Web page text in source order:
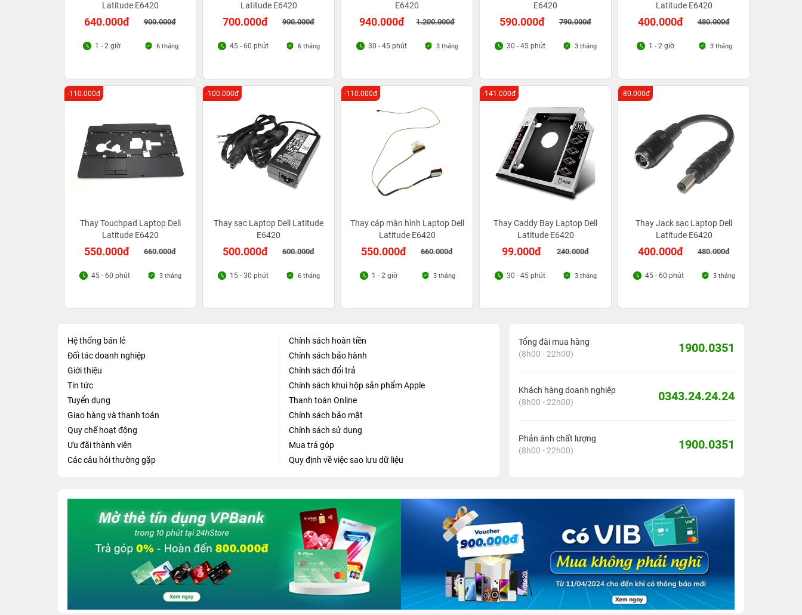
Latitude E6420
640.000đ 900.000đ
1 - 2 giờ 6 tháng
Latitude E6420
700.000đ 900.000đ
45 - 60 phút 6 tháng
E6420
940.000đ 1.200.000đ
30 - 45 phút 3 tháng
E6420
590.000đ 790.000đ
30 - 45 phút 3 tháng
Latitude E6420
400.000đ 480.000đ
1 - 2 giờ 3 tháng
Thay Touchpad Laptop Dell
Latitude E6420
550.000đ 660.000đ
-110.000đ
45 - 60 phút 3 tháng
Thay sạc Laptop Dell Latitude
E6420
500.000đ 600.000đ
-100.000đ
15 - 30 phút 6 tháng
Thay cáp màn hình Laptop Dell
Latitude E6420
550.000đ 660.000đ
-110.000đ
1 - 2 giờ 3 tháng
Thay Caddy Bay Laptop Dell
Latitude E6420
99.000đ 240.000đ
-141.000đ
30 - 45 phút 3 tháng
Thay Jack sạc Laptop Dell
Latitude E6420
400.000đ 480.000đ
-80.000đ
45 - 60 phút 3 tháng
Hệ thống bán lẻ
Đối tác doanh nghiệp
Giới thiệu
Tin tức
Tuyển dụng
Giao hàng và thanh toán
Quy chế hoạt động
Ưu đãi thành viên
Các câu hỏi thường gặp
Chính sách hoàn tiền
Chính sách bảo hành
Chính sách đổi trả
Chính sách khui hộp sản phẩm Apple
Thanh toán Online
Chính sách bảo mật
Chính sách sử dụng
Mua trả góp
Quy định về việc sao lưu dữ liệu
Tổng đài mua hàng
(8h00 - 22h00)
1900.0351
Khách hàng doanh nghiệp
(8h00 - 22h00)
0343.24.24.24
Phản ánh chất lượng
(8h00 - 22h00)
1900.0351